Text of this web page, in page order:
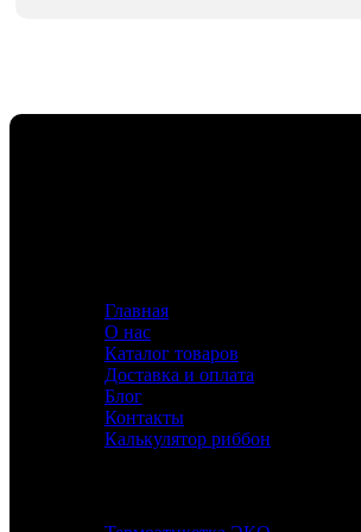
Главная
О нас
Каталог товаров
Доставка и оплата
Блог
Контакты
Калькулятор риббон